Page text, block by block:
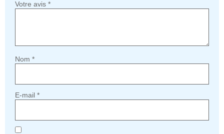
Votre avis *
Nom *
E-mail *